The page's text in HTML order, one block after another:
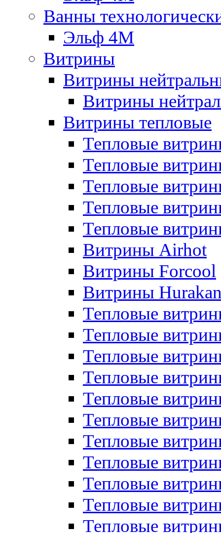
Ванны
Эльф 4М
Витрины
Витрины
Витрины
Витрины тепловые
Тепловые
Тепловые
Тепловые
Тепловые
Тепловые
Витрины Airhot
Витрины Forcool
Витрины
Тепловые
Тепловые
Тепловые
Тепловые
Тепловые
Тепловые
Тепловые
Тепловые
Тепловые
Тепловые
Тепловые